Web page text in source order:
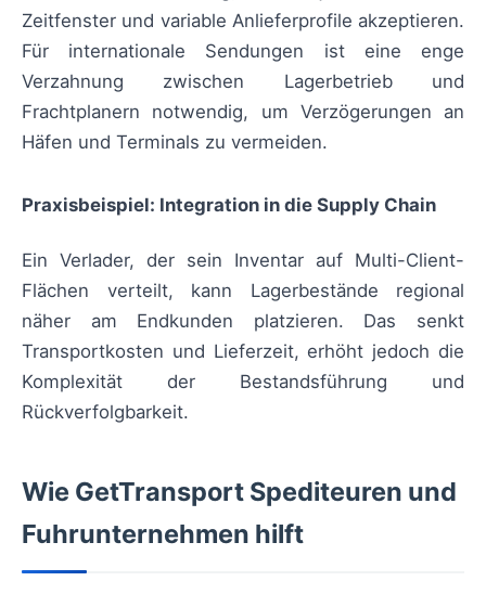
Zeitfenster und variable Anlieferprofile akzeptieren.
Für internationale Sendungen ist eine enge
Verzahnung zwischen Lagerbetrieb und
Frachtplanern notwendig, um Verzögerungen an
Häfen und Terminals zu vermeiden.
Praxisbeispiel: Integration in die Supply Chain
Ein Verlader, der sein Inventar auf Multi-Client-
Flächen verteilt, kann Lagerbestände regional
näher am Endkunden platzieren. Das senkt
Transportkosten und Lieferzeit, erhöht jedoch die
Komplexität der Bestandsführung und
Rückverfolgbarkeit.
Wie GetTransport Spediteuren und
Fuhrunternehmen hilft